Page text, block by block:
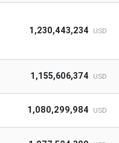
1,230,443,234 USD
1,155,606,374 USD
1,080,299,984 USD